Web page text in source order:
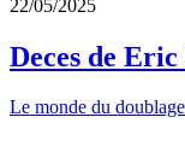
22/05/2025
Deces de
Le monde du